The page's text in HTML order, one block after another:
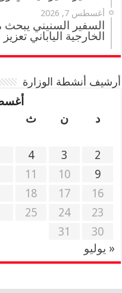
أغسطس 7, 2026
السفير السنيني
الخارجية الياباني تعزيز
أرشيف أنشطة الوزارة
د
ن ث
2
3
4
9
10
11
16
17
18
23
24
25
30
31
« يوليو